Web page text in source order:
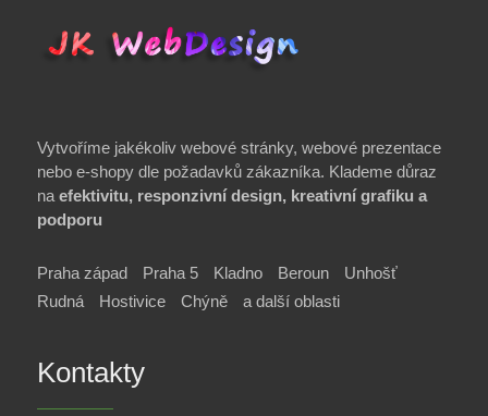
Vytvoříme jakékoliv webové stránky, webové prezentace
nebo e-shopy dle požadavků zákazníka. Klademe důraz
na efektivitu, responzivní design, kreativní grafiku a
podporu
Praha západ Praha 5 Kladno Beroun
Unhošť
Rudná
Hostivice Chýně a další oblasti
Kontakty